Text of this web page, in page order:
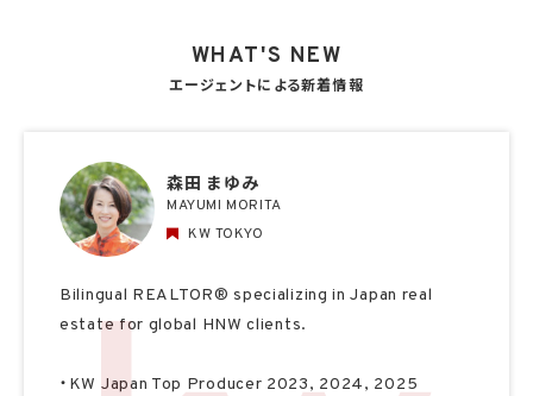
WHAT'S NEW
エージェントによる新着情報
森田 まゆみ
MAYUMI MORITA
KW TOKYO
Bilingual REALTOR® specializing in Japan real
estate for global HNW clients.
・KW Japan Top Producer 2023, 2024, 2025